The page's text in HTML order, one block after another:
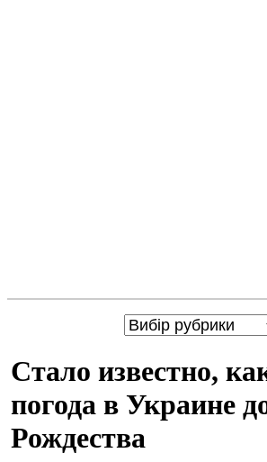
Стало известно,
погода в Украине
Рождества